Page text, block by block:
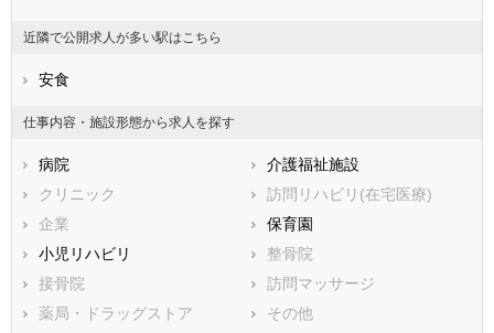
福岡県
佐賀県
熊本県
船橋市
木更津市
東金市
旭市
習志野市
柏市
勝浦市
市原市
流山市
八千代市
我孫子市
鴨川市
鎌ケ谷市
君津市
近隣で公開求人が多い駅はこちら
安食
仕事内容・施設形態から求人を探す
病院
介護福祉施設
クリニック
訪問リハビリ(在宅医療)
企業
保育園
小児リハビリ
整骨院
接骨院
訪問マッサージ
薬局・ドラッグストア
その他